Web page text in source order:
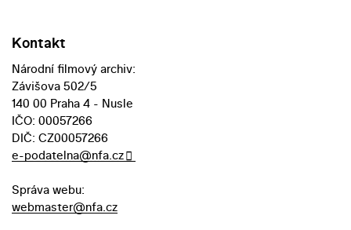
Kontakt
Národní filmový archiv:
Závišova 502/5
140 00 Praha 4 - Nusle
IČO: 00057266
DIČ: CZ00057266
e-podatelna@nfa.cz
Správa webu:
webmaster@nfa.cz